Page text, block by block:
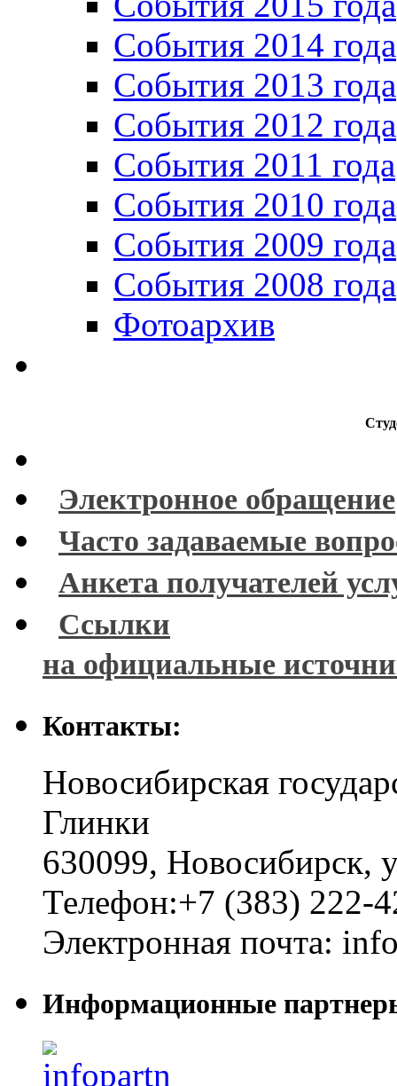
События 2014 года
События 2013 года
События 2012 года
События 2011 года
События 2010 года
События 2009 года
События 2008 года
Фотоархив
Электронное обращение
Часто задаваемые
Анкета получателей
Ссылки
на официальные
Контакты:
Новосибирская
Глинки
630099, Новосибирск,
Телефон:+7 (383) 222-
Электронная почта:
Информационные